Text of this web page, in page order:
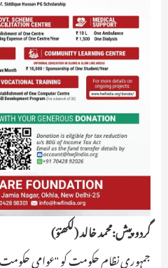
گردوپیش:محمد خالد (لکھنؤ)
جمہوری نظام حکومت کو "عوامی